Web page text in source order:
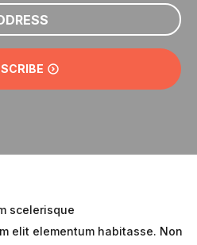
scelerisque
elit elementum habitasse. Non